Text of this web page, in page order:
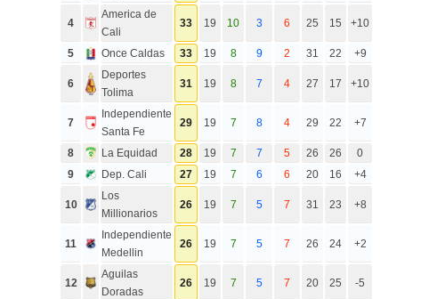
4
America de
Cali
33 19 10 3 6 25 15 +10
5 Once Caldas 33 19 8 9 2 31 22 +9
6
Deportes
Tolima
31 19 8 7 4 27 17 +10
7
Independiente
Santa Fe
29 19 7 8 4 29 22 +7
8 La Equidad 28 19 7 7 5 26 26
0
9
Dep. Cali 27 19 7 6 6 20 16 +4
10
Los
Millionarios
26 19 7 5 7 31 23 +8
11
Independiente
Medellin
26 19 7 5 7 26 24 +2
12
Aguilas
Doradas
26 19 7 5 7 20 25 -5